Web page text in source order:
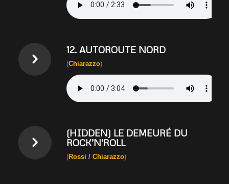
12. AUTOROUTE NORD
(Chiarazzo)
(HIDDEN) LE DEMEURÉ DU
ROCK’N’ROLL
(Rossi / Chiarazzo)